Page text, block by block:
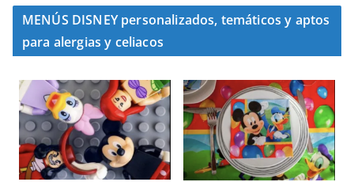
MENÚS DISNEY personalizados, temáticos y aptos
para alergias y celiacos